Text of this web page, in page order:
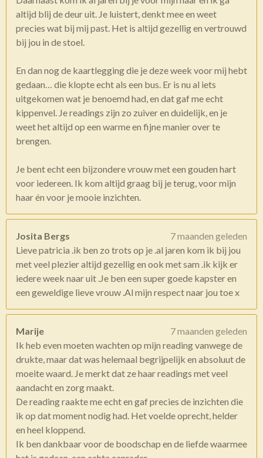
altijd blij de deur uit. Je luistert, denkt mee en weet
precies wat bij mij past. Het is altijd gezellig en vertrouwd
bij jou in de stoel.
En dan nog de kaartlegging die je deze week voor mij hebt
gedaan… die klopte echt als een bus. Er is nu al iets
uitgekomen wat je benoemd had, en dat gaf me echt
kippenvel. Je readings zijn zo zuiver en duidelijk, en je
weet het altijd op een warme en fijne manier over te
brengen.
Je bent echt een bijzondere vrouw met een gouden hart
voor iedereen. Ik kom altijd graag bij je terug, voor mijn
haar én voor je mooie inzichten.
Josita Bergs
7 maanden geleden
Lieve patricia .ik ben zo trots op je .al jaren kom ik bij jou
met veel plezier altijd gezellig en ook met sam .ik kijk er
iedere week naar uit .Je ben een super goede kapster en
een geweldige lieve vrouw .Al mijn respect naar jou toe x
Marije
7 maanden geleden
Ik heb even moeten wachten op mijn reading vanwege de
drukte, maar dat was helemaal begrijpelijk en absoluut de
moeite waard. Je merkt dat ze haar readings met veel
aandacht en zorg maakt.
De reading raakte me echt en gaf precies de inzichten die
ik op dat moment nodig had. Het voelde oprecht, helder
en heel kloppend.
Ik ben dankbaar voor de boodschap en de liefde waarmee